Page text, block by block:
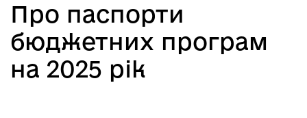
Про паспорти
бюджетних програм
на 2025 рік